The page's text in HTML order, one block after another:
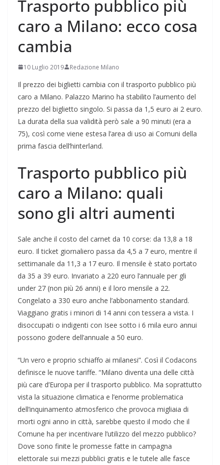
Trasporto pubblico più
caro a Milano: ecco cosa
cambia
10 Luglio 2019 Redazione Milano
Il prezzo dei biglietti cambia con il trasporto pubblico più
caro a Milano. Palazzo Marino ha stabilito l’aumento del
prezzo del biglietto singolo. Si passa da 1,5 euro ai 2 euro.
La durata della sua validità però sale a 90 minuti (era a
75), così come viene estesa l’area di uso ai Comuni della
prima fascia dell’hinterland.
Trasporto pubblico più
caro a Milano: quali
sono gli altri aumenti
Sale anche il costo del carnet da 10 corse: da 13,8 a 18
euro. Il ticket giornaliero passa da 4,5 a 7 euro, mentre il
settimanale da 11,3 a 17 euro. Il mensile è stato portato
da 35 a 39 euro. Invariato a 220 euro l’annuale per gli
under 27 (non più 26 anni) e il loro mensile a 22.
Congelato a 330 euro anche l’abbonamento standard.
Viaggiano gratis i minori di 14 anni con tessera a vista. I
disoccupati o indigenti con Isee sotto i 6 mila euro annui
possono godere dell’annuale a 50 euro.
“Un vero e proprio schiaffo ai milanesi”. Così il Codacons
definisce le nuove tariffe. “Milano diventa una delle città
più care d’Europa per il trasporto pubblico. Ma soprattutto
vista la situazione climatica e l’enorme problematica
dell’inquinamento atmosferico che provoca migliaia di
morti ogni anno in città, sarebbe questo il modo che il
Comune ha per incentivare l’utilizzo del mezzo pubblico?
Dove sono finite le promesse fatte in campagna
elettorale sui mezzi pubblici gratis e le tutele alle fasce